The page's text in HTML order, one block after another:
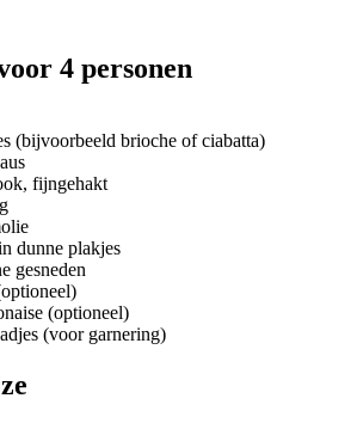
4 personen
(bijvoorbeeld brioche of ciabatta)
fijngehakt
dunne plakjes
gesneden
(optioneel)
(voor garnering)